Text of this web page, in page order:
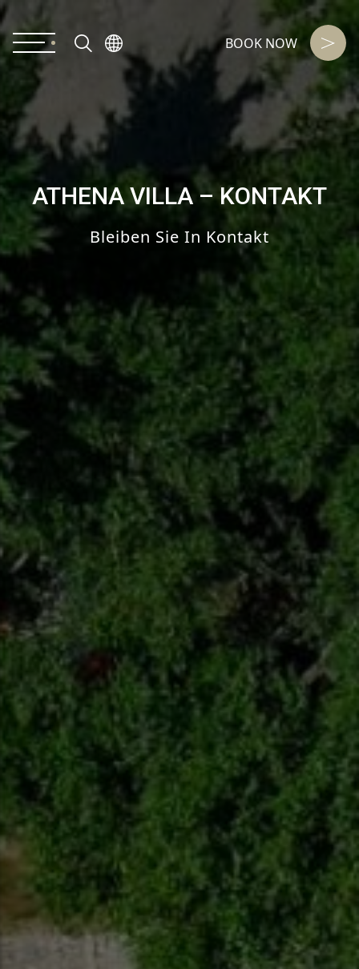
BOOK NOW
ATHENA VILLA – KONTAKT
Bleiben Sie In Kontakt